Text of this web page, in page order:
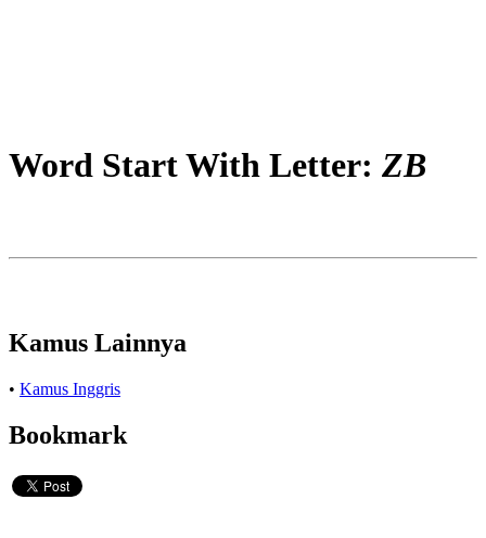
Word Start With Letter: ZB
Kamus Lainnya
• Kamus Inggris
Bookmark